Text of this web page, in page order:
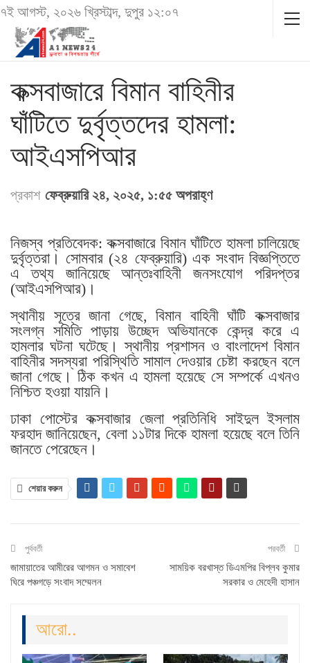
৭ই আগস্ট, ২০২৬ খ্রিস্টাব্দ, দুপুর ১২:০৭
কক্সবাজারে বিমান বাহিনীর
ঘাঁটিতে দুর্বৃত্তদের হামলা:
আইএসপিআর
প্রকাশ ফেব্রুয়ারি ২৪, ২০২৫, ১:৫৫ অপরাহ্ণ
নিজস্ব প্রতিবেদক: কক্সবাজারে বিমান ঘাঁটিতে হামলা চালিয়েছে
দুর্বৃত্তরা। সোমবার (২৪ ফেব্রুয়ারি) এক সংবাদ বিজ্ঞপ্তিতে
এ তথ্য জানিয়েছে আন্তঃবাহিনী জনসংযোগ পরিদপ্তর
(আইএসপিআর)।
স্থানীয় সূত্রে জানা গেছে, বিমান বাহিনী ঘাঁটি কক্সবাজার
সংলগ্ন সমিতি পাড়ায় উচ্ছেদ অভিযানকে কেন্দ্র করে এ
হামলার ঘটনা ঘটেছে। স্থানীয় প্রশাসন ও বাংলাদেশ বিমান
বাহিনীর সদস্যরা পরিস্থিতি সামাল দেওয়ার চেষ্টা করছেন বলে
জানা গেছে। ঠিক কখন এ হামলা হয়েছে সে সম্পর্কে এখনও
নিশ্চিত হওয়া যায়নি।
ঢাকা পোস্টের কক্সবাজার জেলা প্রতিনিধি সাইদুল ইসলাম
ফরহাদ জানিয়েছেন, বেলা ১১টার দিকে হামলা হয়েছে বলে তিনি
জানতে পেরেছেন।
শেয়ার করুন
পুর্ববর্তী
জামায়াতের আমীরের আগমন ও সমাবেশ
ঘিরে পঞ্চগড়ে সংবাদ সম্মেলন
পরবর্তী
সাময়িক বরখাস্ত ডিএমপির বিপ্লব কুমার
সরকার ও মেহেদী হাসান
আরো..